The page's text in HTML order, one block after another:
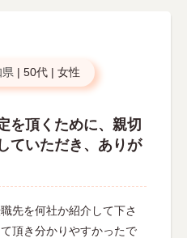
| 50代 | 女性
を頂くために、親切
ていただき、ありが
先を何社か紹介して下さ
頂き分かりやすかったで